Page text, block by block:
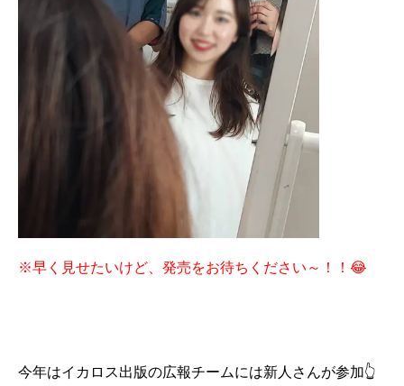
※早く見せたいけど、発売をお待ちください～！！😂
今年はイカロス出版の広報チームには新人さんが参加👆